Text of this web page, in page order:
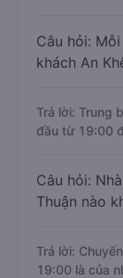
Câu hỏi:
khách An
Trả lời: Trung
đầu từ 19:00
Câu hỏi:
Thuận nào
Trả lời:
19:00 là của